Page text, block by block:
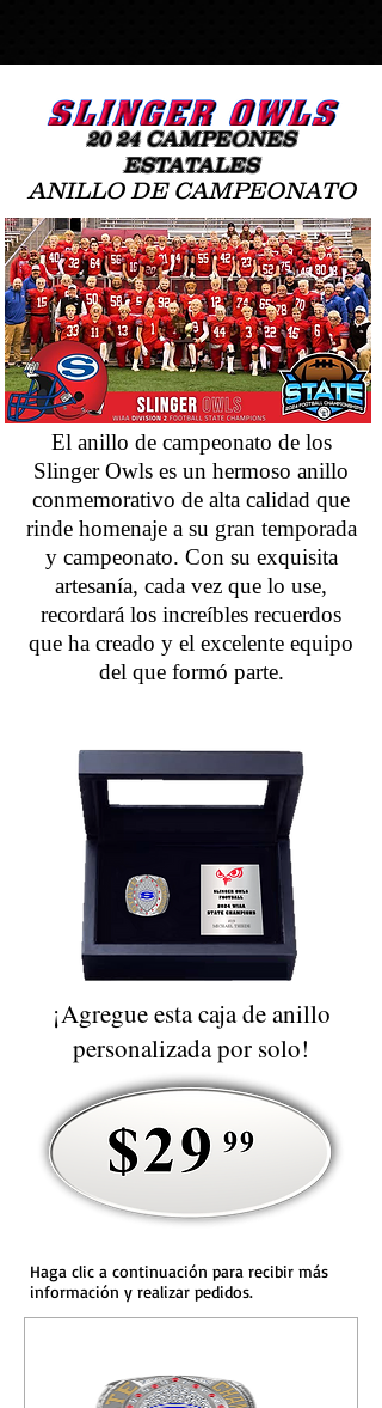
20 24 CAMPEONES
ESTATALES
ANILLO DE CAMPEONATO
El anillo de campeonato de los
Slinger Owls es un hermoso anillo
conmemorativo de alta calidad que
rinde homenaje a su gran temporada
y campeonato. Con su exquisita
artesanía, cada vez que lo use,
recordará los increíbles recuerdos
que ha creado y el excelente equipo
del que formó parte.
¡Agregue esta caja de anillo
personalizada por solo!
Haga clic a continuación para recibir más
información y realizar pedidos.